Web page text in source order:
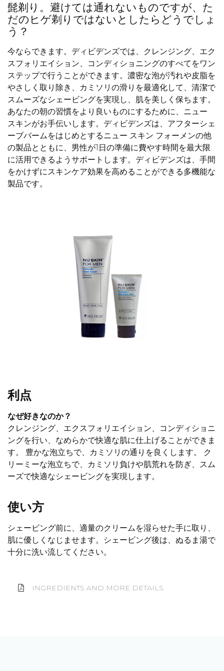
髭剃り。避けては通れないものですが、た
だのヒゲ剃りではないとしたらどうでしょ
う？
今ならできます。ディビデンズでは、クレンジング、エク
スフォリエイション、コンディショニングのすべてをワン
ステップで行うことができます。濃密な泡が汚れや皮脂を
やさしく取り除き、カミソリの滑りを最適化して、清潔で
スムーズなシェービングを実現し、肌を美しく保ちます。
あなたの朝の習慣をより良いものにするために、ニュー
スキンがお手伝いします。ディビデンズは、アフターシェ
ーブバームをはじめとするニュー スキン フォーメンの他
の製品とともに、男性が1日の準備に費やす時間を最大限
に活用できるようサポートします。ディビデンズは、手間
をかけずにスキンケア効果を高めることができる多機能な
製品です。
利点
なぜ好きなのか？
クレンジング、エクスフォリエイション、コンディショニ
ングを行い、なめらかで快適な肌に仕上げることができま
す。 豊かな泡立ちで、カミソリの通りを良くします。 ク
リーミーな泡立ちで、カミソリ負けや肌荒れを防ぎ、スム
ーズで快適なシェービングを実現します。
使い方
シェービング前に、適量のクリームを湿らせた手に取り、
肌に優しくなじませます。シェービング後は、ぬるま湯で
十分に洗い流してください。
INGREDIENTS AND MORE DETAILS